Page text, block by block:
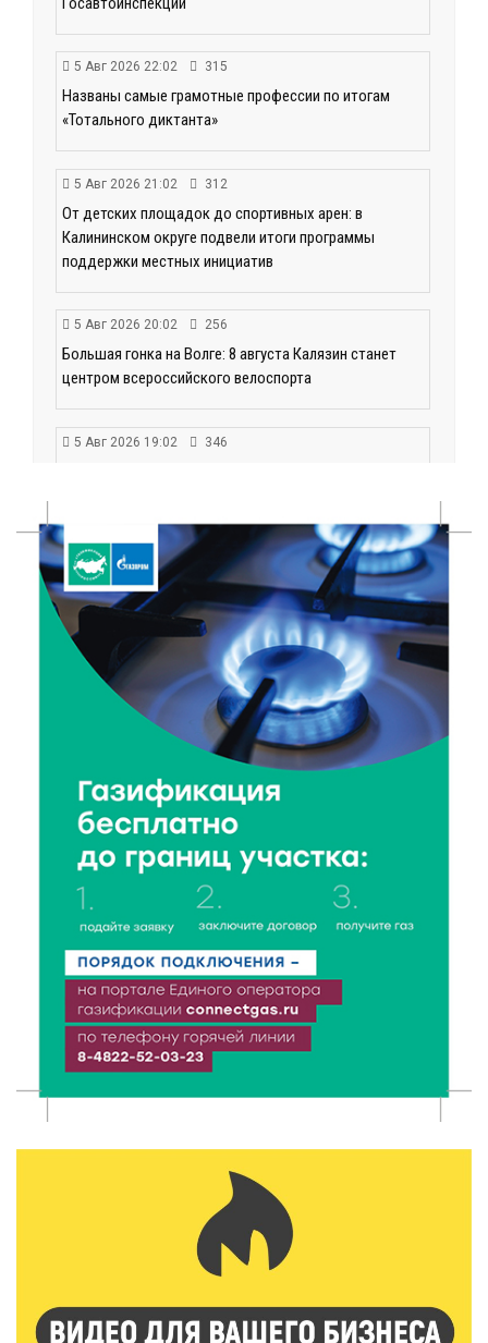
5 Авг 2026 22:02 315
Названы самые грамотные профессии по итогам
«Тотального диктанта»
5 Авг 2026 21:02 312
От детских площадок до спортивных арен: в
Калининском округе подвели итоги программы
поддержки местных инициатив
5 Авг 2026 20:02 256
Большая гонка на Волге: 8 августа Калязин станет
центром всероссийского велоспорта
5 Авг 2026 19:02 346
фестиваль
5 Авг 2026 18:42 269
Виталий Королев: 58 пространств благоустроят в
Верхневолжье
5 Авг 2026 18:07 511
От Святого Августина до кислотных рейвов:
необычная лекция об истории танцевальной
музыки
Завершается обустройство трассы
Витязи — Духовщина — Белый — Нелидово в
Тверской области
5 Авг 2026 16:32 361
«Зарядка со стражем порядка»: как в Нелидово
приобщают детей к здоровому образу жизни
5 Авг 2026 16:02 327
Вышнего Волочка провели зарядку для школьников
490
Виталий Королев дал старт новым туристическим
5 Авг 2026 15:32 380